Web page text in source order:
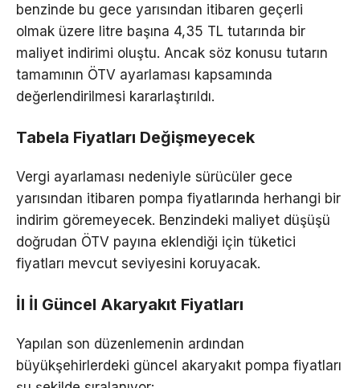
benzinde bu gece yarısından itibaren geçerli
olmak üzere litre başına 4,35 TL tutarında bir
maliyet indirimi oluştu. Ancak söz konusu tutarın
tamamının ÖTV ayarlaması kapsamında
değerlendirilmesi kararlaştırıldı.
Tabela Fiyatları Değişmeyecek
Vergi ayarlaması nedeniyle sürücüler gece
yarısından itibaren pompa fiyatlarında herhangi bir
indirim göremeyecek. Benzindeki maliyet düşüşü
doğrudan ÖTV payına eklendiği için tüketici
fiyatları mevcut seviyesini koruyacak.
İl İl Güncel Akaryakıt Fiyatları
Yapılan son düzenlemenin ardından
büyükşehirlerdeki güncel akaryakıt pompa fiyatları